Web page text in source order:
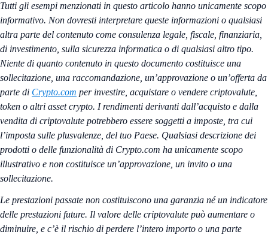
Tutti gli esempi menzionati in questo articolo hanno unicamente scopo
informativo. Non dovresti interpretare queste informazioni o qualsiasi
altra parte del contenuto come consulenza legale, fiscale, finanziaria,
di investimento, sulla sicurezza informatica o di qualsiasi altro tipo.
Niente di quanto contenuto in questo documento costituisce una
sollecitazione, una raccomandazione, un’approvazione o un’offerta da
parte di Crypto.com per investire, acquistare o vendere criptovalute,
token o altri asset crypto. I rendimenti derivanti dall’acquisto e dalla
vendita di criptovalute potrebbero essere soggetti a imposte, tra cui
l’imposta sulle plusvalenze, del tuo Paese. Qualsiasi descrizione dei
prodotti o delle funzionalità di Crypto.com ha unicamente scopo
illustrativo e non costituisce un’approvazione, un invito o una
sollecitazione.
Le prestazioni passate non costituiscono una garanzia né un indicatore
delle prestazioni future. Il valore delle criptovalute può aumentare o
diminuire, e c’è il rischio di perdere l’intero importo o una parte